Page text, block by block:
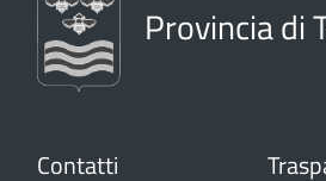
Provincia di
Contatti